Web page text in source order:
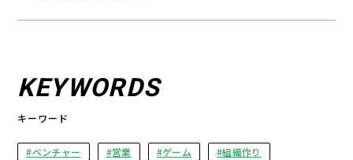
KEYWORDS
キーワード
ベンチャー 営業 ゲーム 組織作り